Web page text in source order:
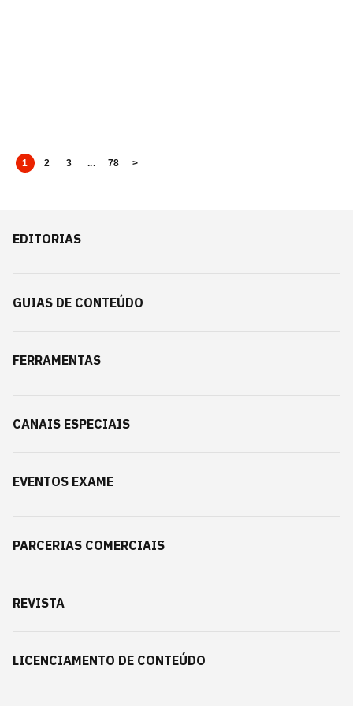
1 2 3 ... 78 >
EDITORIAS
GUIAS DE CONTEÚDO
FERRAMENTAS
CANAIS ESPECIAIS
EVENTOS EXAME
PARCERIAS COMERCIAIS
REVISTA
LICENCIAMENTO DE CONTEÚDO